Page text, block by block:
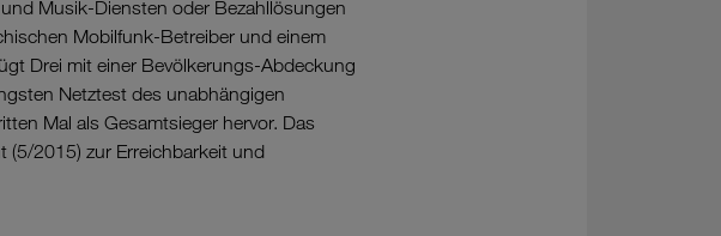
Musik-Diensten oder Bezahllösungen
Mobilfunk-Betreiber und einem
Drei mit einer Bevölkerungs-Abdeckung
Netztest des unabhängigen
Mal als Gesamtsieger hervor. Das
(5/2015) zur Erreichbarkeit und